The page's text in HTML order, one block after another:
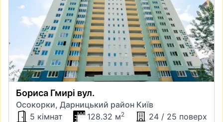
Бориса Гмирі вул.
Осокорки, Дарницький район Київ
5 кімнат
128.32 м2
24 / 25 поверх